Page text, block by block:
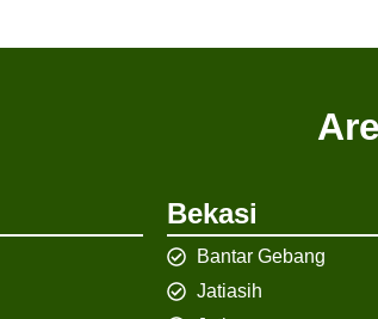
Bekasi
Bantar Gebang
Jatiasih